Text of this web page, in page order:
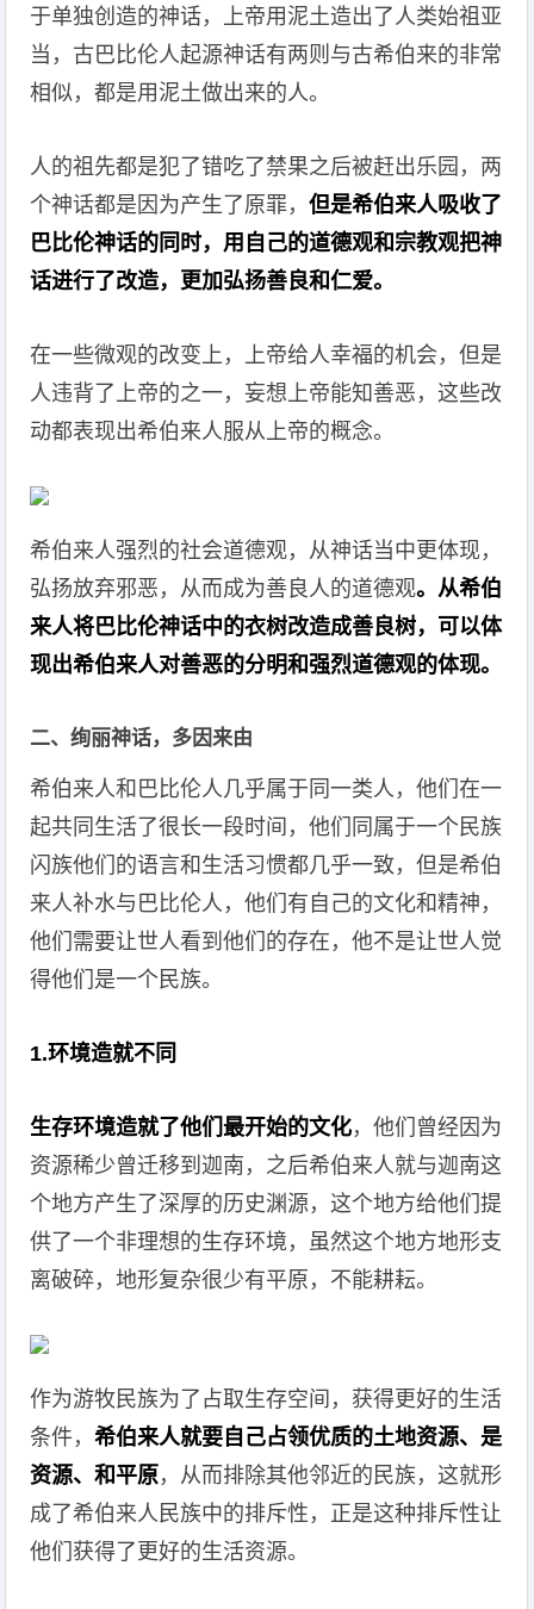
于单独创造的神话，上帝用泥土造出了人类始祖亚
当，古巴比伦人起源神话有两则与古希伯来的非常
相似，都是用泥土做出来的人。
人的祖先都是犯了错吃了禁果之后被赶出乐园，两
个神话都是因为产生了原罪，但是希伯来人吸收了
巴比伦神话的同时，用自己的道德观和宗教观把神
话进行了改造，更加弘扬善良和仁爱。
在一些微观的改变上，上帝给人幸福的机会，但是
人违背了上帝的之一，妄想上帝能知善恶，这些改
动都表现出希伯来人服从上帝的概念。
希伯来人强烈的社会道德观，从神话当中更体现，
弘扬放弃邪恶，从而成为善良人的道德观。从希伯
来人将巴比伦神话中的衣树改造成善良树，可以体
现出希伯来人对善恶的分明和强烈道德观的体现。
二、绚丽神话，多因来由
希伯来人和巴比伦人几乎属于同一类人，他们在一
起共同生活了很长一段时间，他们同属于一个民族
闪族他们的语言和生活习惯都几乎一致，但是希伯
来人补水与巴比伦人，他们有自己的文化和精神，
他们需要让世人看到他们的存在，他不是让世人觉
得他们是一个民族。
1.环境造就不同
生存环境造就了他们最开始的文化，他们曾经因为
资源稀少曾迁移到迦南，之后希伯来人就与迦南这
个地方产生了深厚的历史渊源，这个地方给他们提
供了一个非理想的生存环境，虽然这个地方地形支
离破碎，地形复杂很少有平原，不能耕耘。
作为游牧民族为了占取生存空间，获得更好的生活
条件，希伯来人就要自己占领优质的土地资源、是
资源、和平原，从而排除其他邻近的民族，这就形
成了希伯来人民族中的排斥性，正是这种排斥性让
他们获得了更好的生活资源。